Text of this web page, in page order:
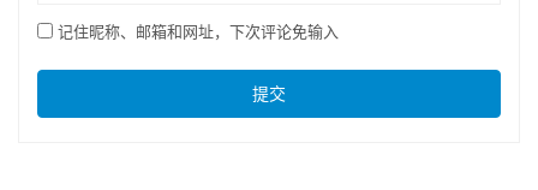
记住昵称、邮箱和网址，下次评论免输入
提交